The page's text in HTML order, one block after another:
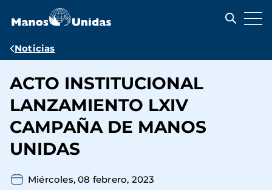
contenido
Ruta
navegación
Noticias
ACTO INSTITUCIONAL
LANZAMIENTO LXIV
CAMPAÑA DE MANOS
UNIDAS
Miércoles, 08 febrero, 2023